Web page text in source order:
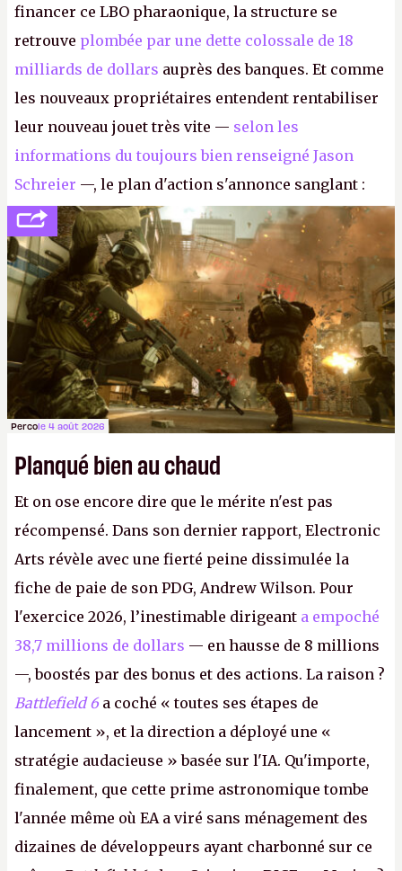
financer ce LBO pharaonique, la structure se
retrouve plombée par une dette colossale de 18
milliards de dollars auprès des banques. Et comme
les nouveaux propriétaires entendent rentabiliser
leur nouveau jouet très vite — selon les
informations du toujours bien renseigné Jason
Schreier —, le plan d'action s'annonce sanglant :
réductions de coûts drastiques, fermetures de
studios et licenciements massifs. En gros, essorer
FCetBattlefield, puis virer le reste.P.
Percole 4 août 2026
Planqué bien au chaud
Et on ose encore dire que le mérite n'est pas
récompensé. Dans son dernier rapport, Electronic
Arts révèle avec une fierté peine dissimulée la
fiche de paie de son PDG, Andrew Wilson. Pour
l'exercice 2026, l’inestimable dirigeant a empoché
38,7 millions de dollars — en hausse de 8 millions
—, boostés par des bonus et des actions. La raison ?
Battlefield 6 a coché « toutes ses étapes de
lancement », et la direction a déployé une «
stratégie audacieuse » basée sur l'IA. Qu'importe,
finalement, que cette prime astronomique tombe
l'année même où EA a viré sans ménagement des
dizaines de développeurs ayant charbonné sur ce